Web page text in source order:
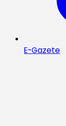
E-Gazete